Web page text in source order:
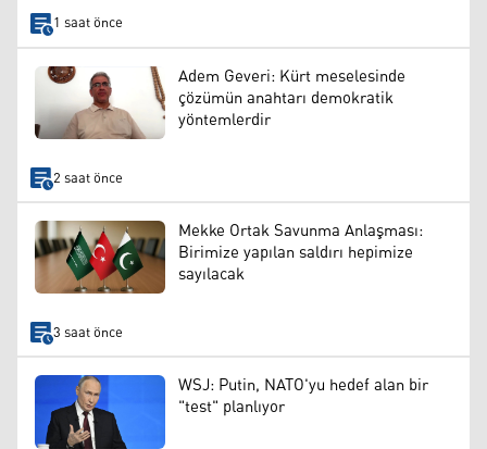
1 saat önce
Adem Geveri: Kürt meselesinde
çözümün anahtarı demokratik
yöntemlerdir
2 saat önce
Mekke Ortak Savunma Anlaşması:
Birimize yapılan saldırı hepimize
sayılacak
3 saat önce
WSJ: Putin, NATO'yu hedef alan bir
"test" planlıyor